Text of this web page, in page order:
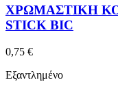
ΧΡΩΜΑΣΤΙΚΗ
STICK BIC
0,75 €
Εξαντλημένο